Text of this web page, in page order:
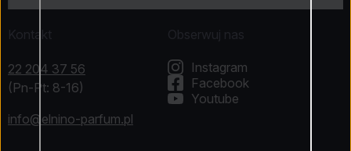
Kontakt
22 204 37 56
(Pn-Pt: 8-16)
info@elnino-parfum.pl
Obserwuj nas
Instagram
Facebook
Youtube